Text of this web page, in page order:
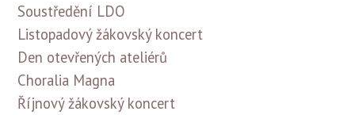
Soustředění LDO
Listopadový žákovský koncert
Den otevřených ateliérů
Choralia Magna
Říjnový žákovský koncert